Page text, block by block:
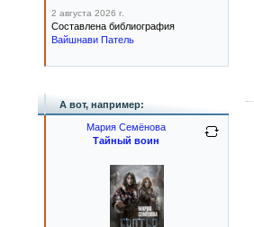
2 августа 2026 г.
Составлена библиография
Вайшнави Патель
А вот, например:
Мария Семёнова
Тайный воин